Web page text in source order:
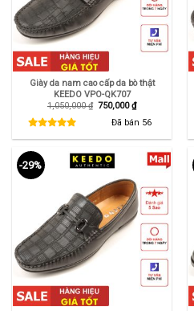
Giày da nam cao cấp da bò thật
KEEDO VPO-QK707
1,050,000₫ Giá
1,050,000 ₫.
750,000₫Giá
hiện
tại
là:
750,000 ₫.
Đã bán 56
-29%